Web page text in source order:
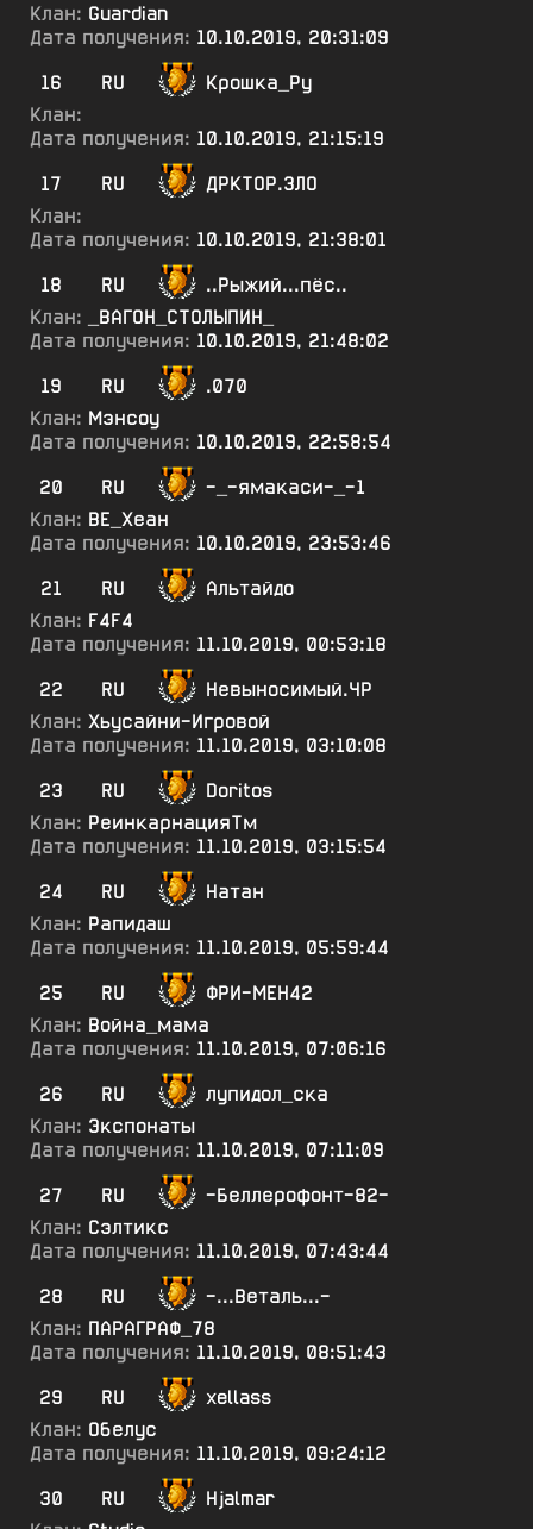
Клан: Guardian
Дата получения: 10.10.2019, 20:31:09
16
RU
Крошка_Ру
Клан:
Дата получения: 10.10.2019, 21:15:19
17
RU
ДРКТОР.ЗЛО
Клан:
Дата получения: 10.10.2019, 21:38:01
18
RU
..Рыжий...пёс..
Клан:
_ВАГОН_СТОЛЫПИН_
Дата получения: 10.10.2019, 21:48:02
19
RU
.070
Клан: Мэнсоу
Дата получения: 10.10.2019, 22:58:54
20
RU
-_-ямакаси-_-1
Клан: ВЕ_Хеан
Дата получения: 10.10.2019, 23:53:46
21
RU
Альтайдо
Клан: F4F4
Дата получения: 11.10.2019, 00:53:18
22
RU
Невыносимый.ЧР
Клан: Хьусайни-Игровой
Дата получения: 11.10.2019, 03:10:08
23
RU
Doritos
Клан: РеинкарнацияТм
Дата получения: 11.10.2019, 03:15:54
24
RU
Натан
Клан: Рапидаш
Дата получения: 11.10.2019, 05:59:44
25
RU
ФРИ-МЕН42
Клан: Война_мама
Дата получения: 11.10.2019, 07:06:16
26
RU
лупидол_ска
Клан: Экспонаты
Дата получения: 11.10.2019, 07:11:09
27
RU
-Беллерофонт-82-
Клан: Сэлтикс
Дата получения: 11.10.2019, 07:43:44
28
RU
-...Веталь...-
Клан: ПАРАГРАФ_78
Дата получения: 11.10.2019, 08:51:43
29
RU
xellass
Клан: Обелус
Дата получения: 11.10.2019, 09:24:12
30
RU
Hjalmar